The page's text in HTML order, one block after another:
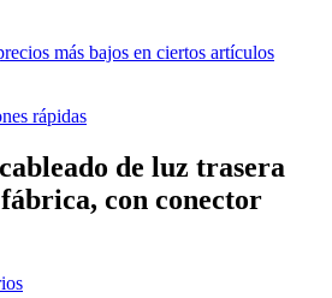
más bajos en ciertos artículos
rápidas
de luz trasera
con conector